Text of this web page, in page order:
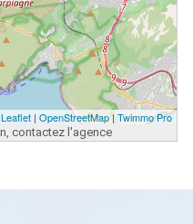
Leaflet | OpenStreetMap |Twimmo Pro
contactez l'agence